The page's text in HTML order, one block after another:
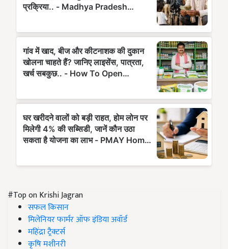
#Top on Krishi Jagran
सफल किसान
मिलेनियर फार्मर ऑफ इंडिया अवॉर्ड
महिंद्रा ट्रैक्टर्स
कृषि मशीनरी